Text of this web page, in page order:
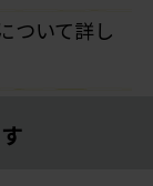
ついて詳し